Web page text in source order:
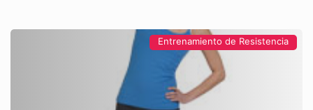
Entrenamiento de Resistencia